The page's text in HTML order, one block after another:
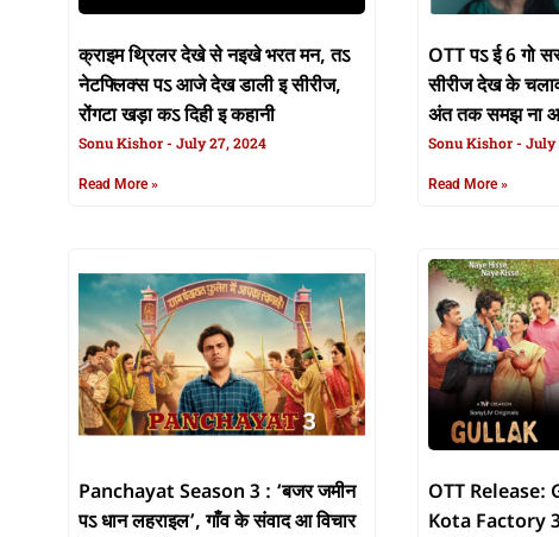
क्राइम थ्रिलर देखे से नइखे भरत मन, तऽ
नेटफ्लिक्स पऽ आजे देख डाली इ सीरीज,
रोंगटा खड़ा कऽ दिही इ कहानी
Sonu Kishor July 27, 2024
Read More »
OTT पऽ ई 6 गो
सीरीज देख के
अंत तक समझ ना
Sonu Kishor July
Read More »
Panchayat Season 3 : ‘बजर जमीन
पऽ धान लहराइल’, गाँव के संवाद आ विचार
OTT
Kota Factory